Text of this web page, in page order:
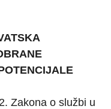
Zakona o službi u